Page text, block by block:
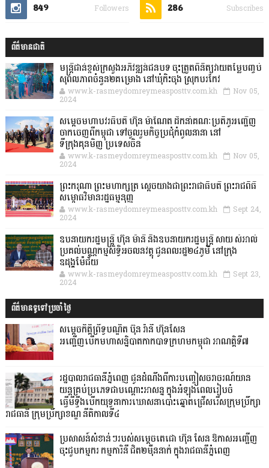
849 Followers 286 Subscribes
ព័ត៌មានជាតិ
មន្ត្រីជាន់ខ្ពស់ក្រសួងអភិវឌ្ឍន៍ជនបទ ចុះត្រួតពិនិត្យវាយតម្លៃបញ្ចប់
សុពលភាពចំនួន២គម្រោង នៅឃុំកិះចុង ស្រុកបរកែវ
www.k-rasmeydomreymeasposttv.com.kh Nov 05,
2024
សម្តេចមហាបវរធិបតី ហ៊ុន ម៉ាណែត ដឹកនាំគណៈប្រតិភូអញ្ជើញ
ចាកចេញពីកម្ពុជា ទៅចូលរួមកិច្ចប្រជុំកំពូលនានា នៅ
ទីក្រុងគុនមិញ ប្រទេសចិន
www.k-rasmeydomreymeasposttv.com.kh Nov 05,
2024
ព្រះករុណា ព្រះមហាក្សត្រ ស្តេចយាងជាព្រះរាជាធិបតី ព្រះរាជពិធី
សម្ពោធវិមានរដ្ឋធម្មនុញ្ញ
www.k-rasmeydomreymeasposttv.com.kh Sept 24,
2024
ឧបនាយករដ្ឋមន្ដ្រី ហ៊ុន ម៉ានី និងឧបនាយករដ្ឋមន្ដ្រី សាយ សំអាល់
ប្រគល់បណ្ណកម្មសិទ្ធិអចលនវត្ថុ ជូនពលរដ្ឋ២៤ភូមិ នៅក្រុង
ឧដុង្គម៉ែជ័យ
www.k-rasmeydomreymeasposttv.com.kh Sept 23,
2024
ព័ត៌មានទូទៅប្រចាំថ្ងៃ
សម្ដេចកិត្ដិព្រឹទ្ធបណ្ឌិត ប៊ុន រ៉ានី ហ៊ុនសែន
អញ្ជើញបើកមហាសន្និបាតកាកបាទក្រហមកម្ពុជា អាណត្ដិទី៧
រដ្ឋបាលរាជធានីភ្នំពេញ ជូនដំណឹងពីការបញ្ចៀសចរាចរណ៍យាន
យន្តគ្រប់ប្រភេទជាបណ្តោះអាសន្ន ក្នុងអំឡុងពេលរៀបចំ
ធ្វើមីទ្ទីងបើកយុទ្ធនាការឃោសនាបោះឆ្នោតជ្រើសរើសក្រុមប្រឹក្សា
រាជធានី ក្រុមប្រឹក្សាខណ្ឌ នីតិកាលទី៤
ប្រសាសន៍សំខាន់ៗរបស់សម្តេចតេជោ ហ៊ុន សែន ឱកាសអញ្ជើញ
ចុះជួបកម្មករ កម្មការិនី ជិត២ម៉ឺននាក់ ក្នុងរាជធានីភ្នំពេញ